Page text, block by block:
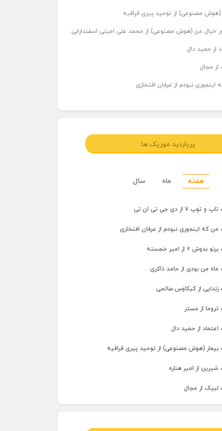
(هوش مصنوعی) از توحید پیری قراقیه
خیال من (هوش مصنوعی) از محمد علی امینی اسفندارانی
از حمید دال
از مجال
اینجوری نبودم از عرفان افتخاری
پربازدید موزیک ها
هفته ماه سال
۷ از دی جی تی ان تی
من که اینجوری نبودم از عرفان افتخاری
۲ از امیر خجسته
ماه من بودی از حامد ذاکری
زندایی از کیکاوس صالحی
تروما از مستر
اعتماد از حمید دال
بیمار (هوش مصنوعی) از توحید پیری قراقیه
شیرین از امیر هناره
لبیک از مجال